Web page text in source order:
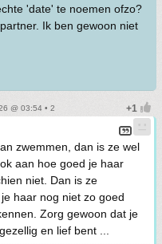
'date' te noemen ofzo?
Ik ben gewoon niet
@ 03:54 • 2
zwemmen, dan is ze wel
aan hoe goed je haar
niet. Dan is ze
haar nog niet zo goed
Zorg gewoon dat je
en lief bent ...